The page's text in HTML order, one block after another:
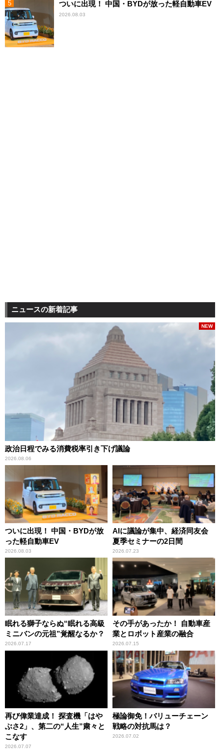
ついに出現！ 中国・BYDが放った軽自動車EV
2026.08.03
ニュースの新着記事
政治日程でみる消費税率引き下げ議論
2026.08.06
NEW
ついに出現！ 中国・BYDが放
った軽自動車EV
2026.08.03
AIに議論が集中、経済同友会
夏季セミナーの2日間
2026.07.23
眠れる獅子ならぬ“眠れる高級
ミニバンの元祖”覚醒なるか？
2026.07.17
その手があったか！ 自動車産
業とロボット産業の融合
2026.07.15
再び偉業達成！ 探査機「はや
ぶさ2」、第二の“人生”粛々と
こなす
2026.07.07
極論御免！バリューチェーン
戦略の対抗馬は？
2026.07.02